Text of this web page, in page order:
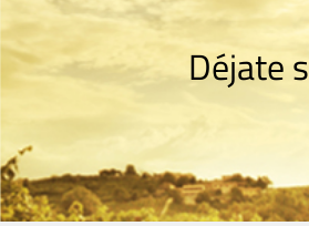
Déjate